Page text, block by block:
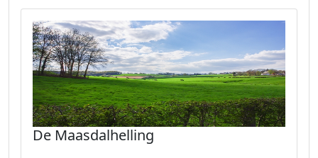
De Maasdalhelling